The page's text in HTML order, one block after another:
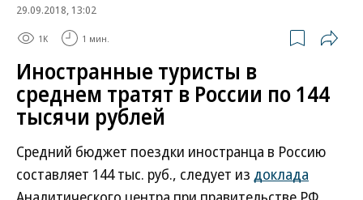
29.09.2018, 13:02
1K 1 мин.
Иностранные туристы в
среднем тратят в России по 144
тысячи рублей
Средний бюджет поездки иностранца в Россию
составляет 144 тыс. руб., следует из доклада